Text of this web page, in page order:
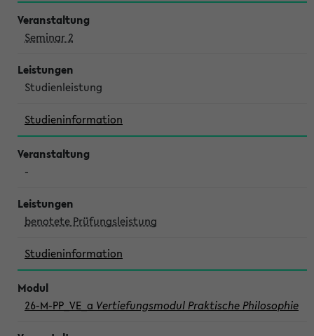
Seminar 2
Studienleistung
Studieninformation
-
benotete Prüfungsleistung
Studieninformation
26-M-PP_VE_a Vertiefungsmodul Praktische Philosophie